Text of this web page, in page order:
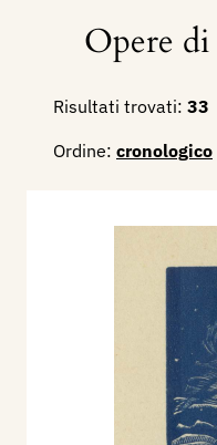
Opere di
Risultati trovati: 33
Ordine: cronologico